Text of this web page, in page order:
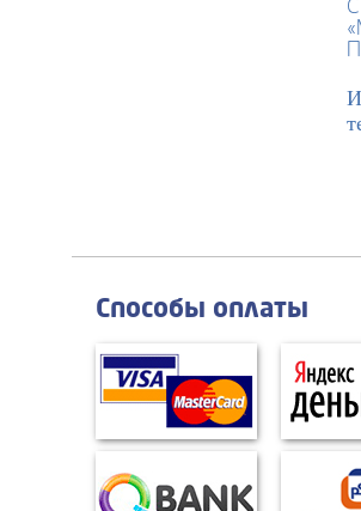
Способы оплаты